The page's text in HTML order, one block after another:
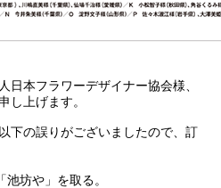
日本フラワーデザイナー協会様、
し上げます。
下の誤りがございましたので、訂
坊や」を取る。